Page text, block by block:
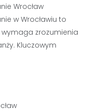
Wrocław
w Wrocławiu to
zrozumienia
Kluczowym